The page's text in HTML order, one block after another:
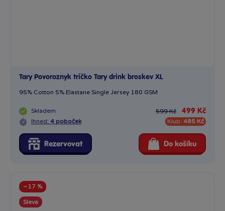
Tary Povoroznyk tričko Tary drink broskev XL
95% Cotton 5% Elastane Single Jersey 180 GSM
Skladem
Ihned: 4 poboček
599 Kč 499 Kč
Klub: 485 Kč
Rezervovat Do košíku
−17 %
Sleva